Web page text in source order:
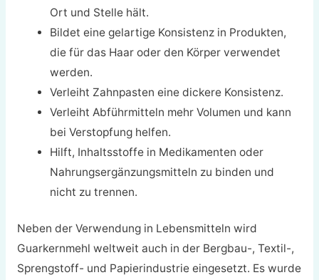
Ort und Stelle hält.
Bildet eine gelartige Konsistenz in Produkten,
die für das Haar oder den Körper verwendet
werden.
Verleiht Zahnpasten eine dickere Konsistenz.
Verleiht Abführmitteln mehr Volumen und kann
bei Verstopfung helfen.
Hilft, Inhaltsstoffe in Medikamenten oder
Nahrungsergänzungsmitteln zu binden und
nicht zu trennen.
Neben der Verwendung in Lebensmitteln wird
Guarkernmehl weltweit auch in der Bergbau-, Textil-,
Sprengstoff- und Papierindustrie eingesetzt. Es wurde